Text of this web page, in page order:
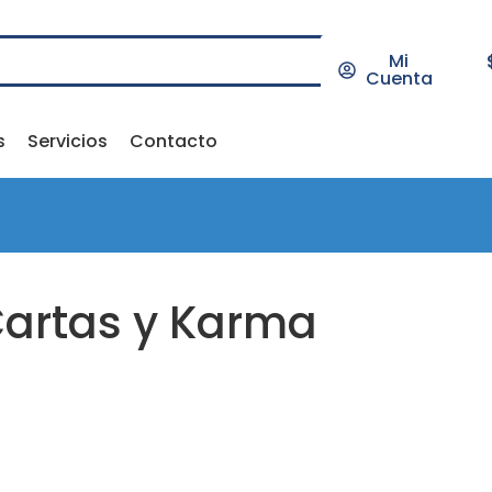
Mi
Cuenta
Servicios Contacto
y Karma